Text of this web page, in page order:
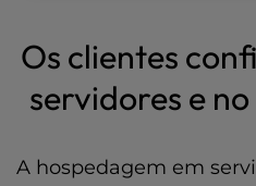
Os clientes
servidores e
A hospedagem em